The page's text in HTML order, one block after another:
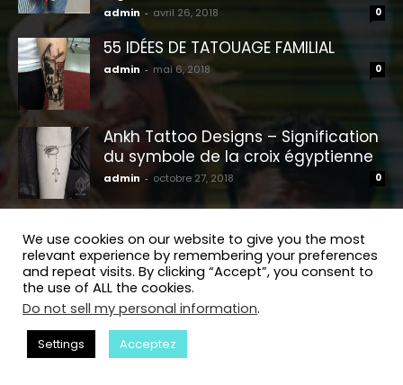
admin - avril 26, 2018 0
55 IDÉES DE TATOUAGE FAMILIAL
admin - mai 6, 2018 0
Ankh Tattoo Designs – Signification
du symbole de la croix égyptienne
admin - octobre 27, 2018 0
Petits Tatouages
We use cookies on our website to give you the most
relevant experience by remembering your preferences
and repeat visits. By clicking “Accept”, you consent to
the use of ALL the cookies.
Do not sell my personal information.
Settings Acceptez